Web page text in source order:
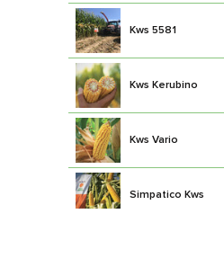
Kws 5581
Kws Kerubino
Kws Vario
Simpatico Kws